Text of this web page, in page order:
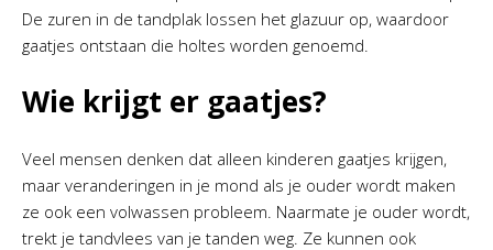
De zuren in de tandplak lossen het glazuur op, waardoor
gaatjes ontstaan die holtes worden genoemd.
Wie krijgt er gaatjes?
Veel mensen denken dat alleen kinderen gaatjes krijgen,
maar veranderingen in je mond als je ouder wordt maken
ze ook een volwassen probleem. Naarmate je ouder wordt,
trekt je tandvlees van je tanden weg. Ze kunnen ook